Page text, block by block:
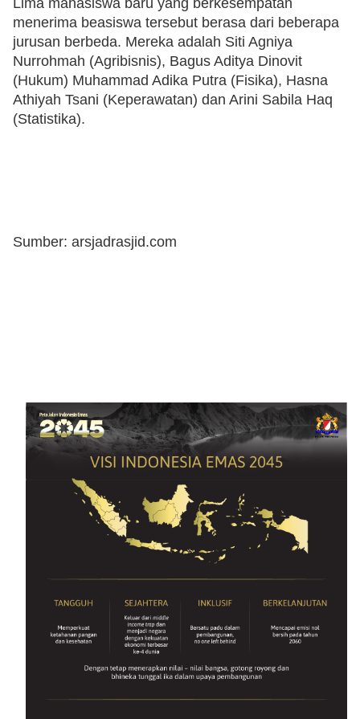
menerima beasiswa tersebut berasa dari beberapa
jurusan berbeda. Mereka adalah Siti Agniya
Nurrohmah (Agribisnis), Bagus Aditya Dinovit
(Hukum) Muhammad Adika Putra (Fisika), Hasna
Athiyah Tsani (Keperawatan) dan Arini Sabila Haq
(Statistika).
Sumber: arsjadrasjid.com